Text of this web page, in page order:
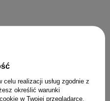
TEN
TAKŻE
realizacji usług zgodnie z
określić warunki
w Twojej przeglądarce.